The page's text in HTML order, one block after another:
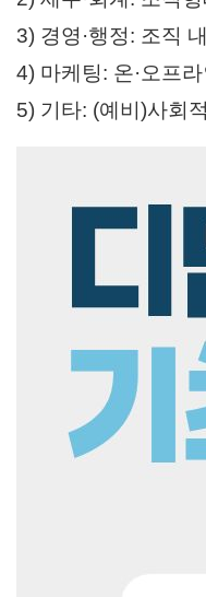
3) 경영 ·행정: 조직
4) 마케팅: 온·오프
5) 기타: (예비)사회